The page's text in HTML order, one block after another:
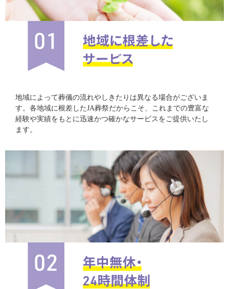
地域によって葬儀の流れやしきたりは異なる場合がございま
す。各地域に根差したJA葬祭だからこそ、これまでの豊富な
経験や実績をもとに迅速かつ確かなサービスをご提供いたし
ます。